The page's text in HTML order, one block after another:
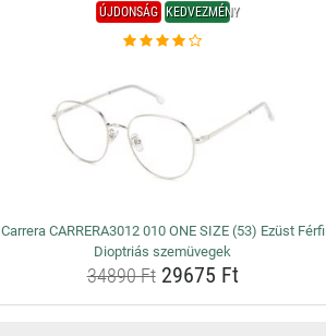
ÚJDONSÁG KEDVEZMÉNY
Carrera CARRERA3012 010 ONE SIZE (53) Ezüst Férfi
Dioptriás szemüvegek
34890 Ft29675 Ft